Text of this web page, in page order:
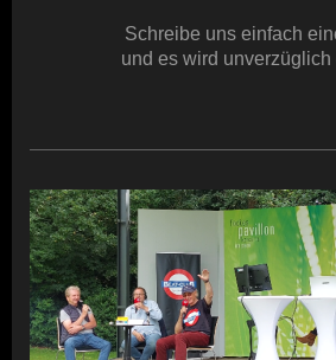
Schreibe uns einfach
und es wird unverzüglich